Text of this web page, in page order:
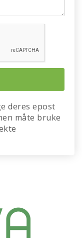
deres epost
måte bruke